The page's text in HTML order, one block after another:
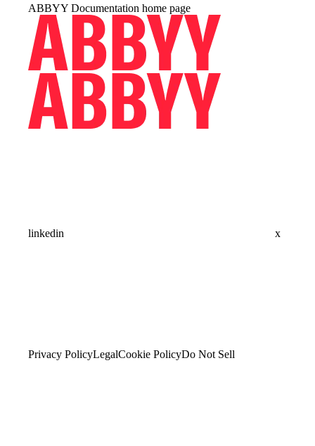
ABBYY Documentation home page
linkedin x
Privacy PolicyLegalCookie PolicyDo Not Sell